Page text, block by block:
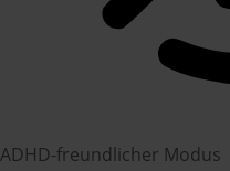
ADHD-freundlicher Modus